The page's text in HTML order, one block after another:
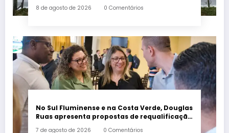
8 de agosto de 2026 0 Comentários
No Sul Fluminense e na Costa Verde, Douglas
Ruas apresenta propostas de requalificação
7 de agosto de 2026 0 Comentários